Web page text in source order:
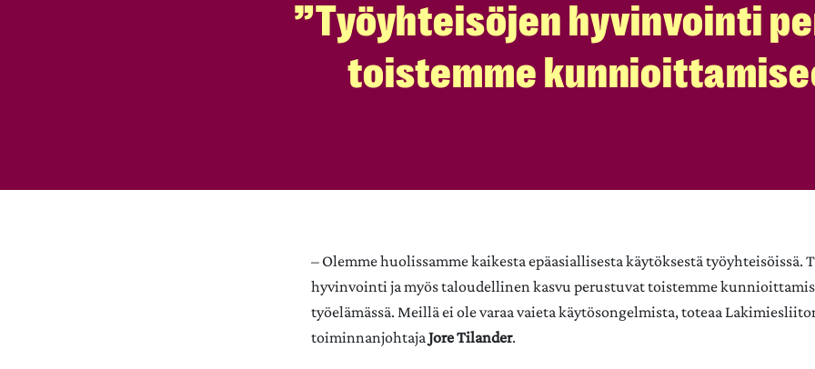
”Työyhteisöjen hyvinvointi
toistemme
– Olemme huolissamme kaikesta epäasiallisesta käytöksestä työyhteisöissä.
hyvinvointi ja myös taloudellinen kasvu perustuvat toistemme
työelämässä. Meillä ei ole varaa vaieta käytösongelmista, toteaa
toiminnanjohtajaJore Tilander.